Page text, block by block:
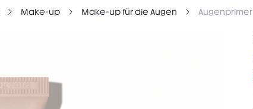
Make-up Make-up für die Augen Augenprimer